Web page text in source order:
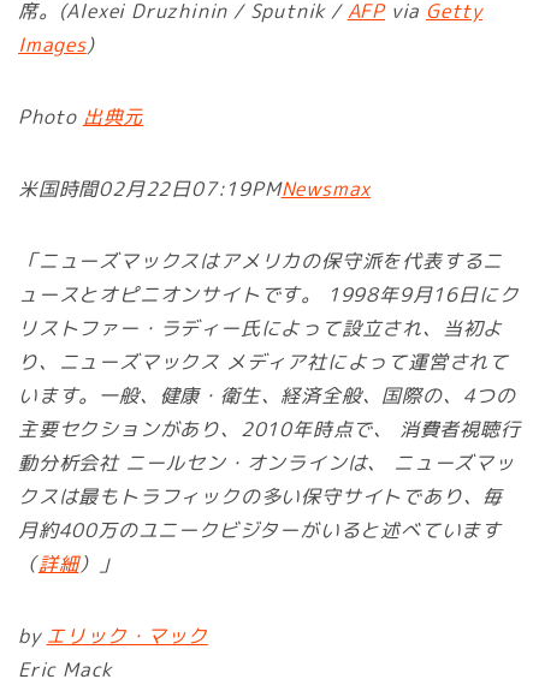
席。(Alexei Druzhinin / Sputnik /AFPvia Getty
Images)
Photo 出典元
米国時間02月22日07:19PMNewsmax
「ニューズマックスはアメリカの保守派を代表するニ
ュースとオピニオンサイトです。 1998年9月16日にク
リストファー・ラディー氏によって設立され、当初よ
り、ニューズマックス メディア社によって運営されて
います。一般、健康・衛生、経済全般、国際の、4つの
主要セクションがあり、2010年時点で、 消費者視聴行
動分析会社 ニールセン・オンラインは、 ニューズマッ
クスは最もトラフィックの多い保守サイトであり、毎
月約400万のユニークビジターがいると述べています
（詳細）」
by エリック・マック
Eric Mack